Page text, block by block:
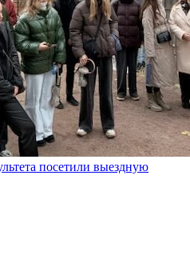
посетили выездную